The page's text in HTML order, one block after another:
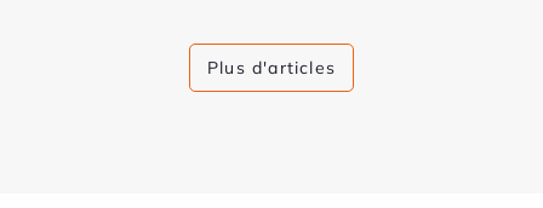
Plus d'articles